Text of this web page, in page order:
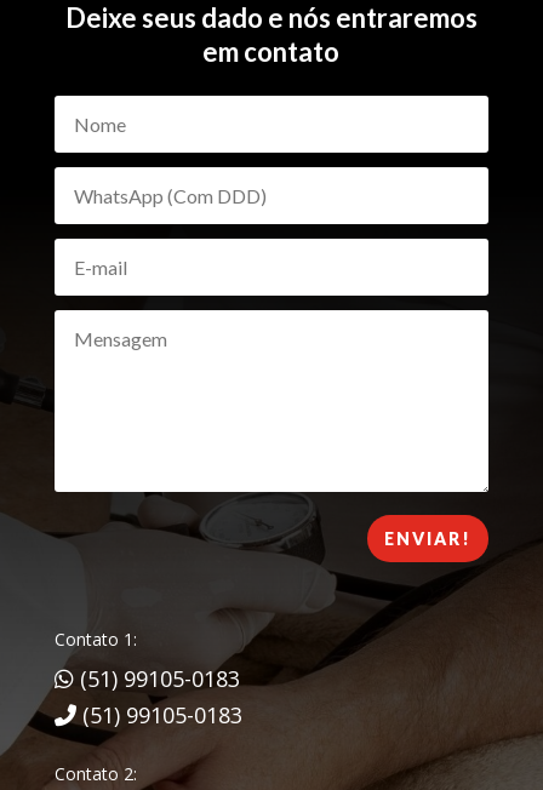
Deixe seus dado e nós entraremos
em contato
ENVIAR!
Contato 1:
(51) 99105-0183
(51) 99105-0183
Contato 2: